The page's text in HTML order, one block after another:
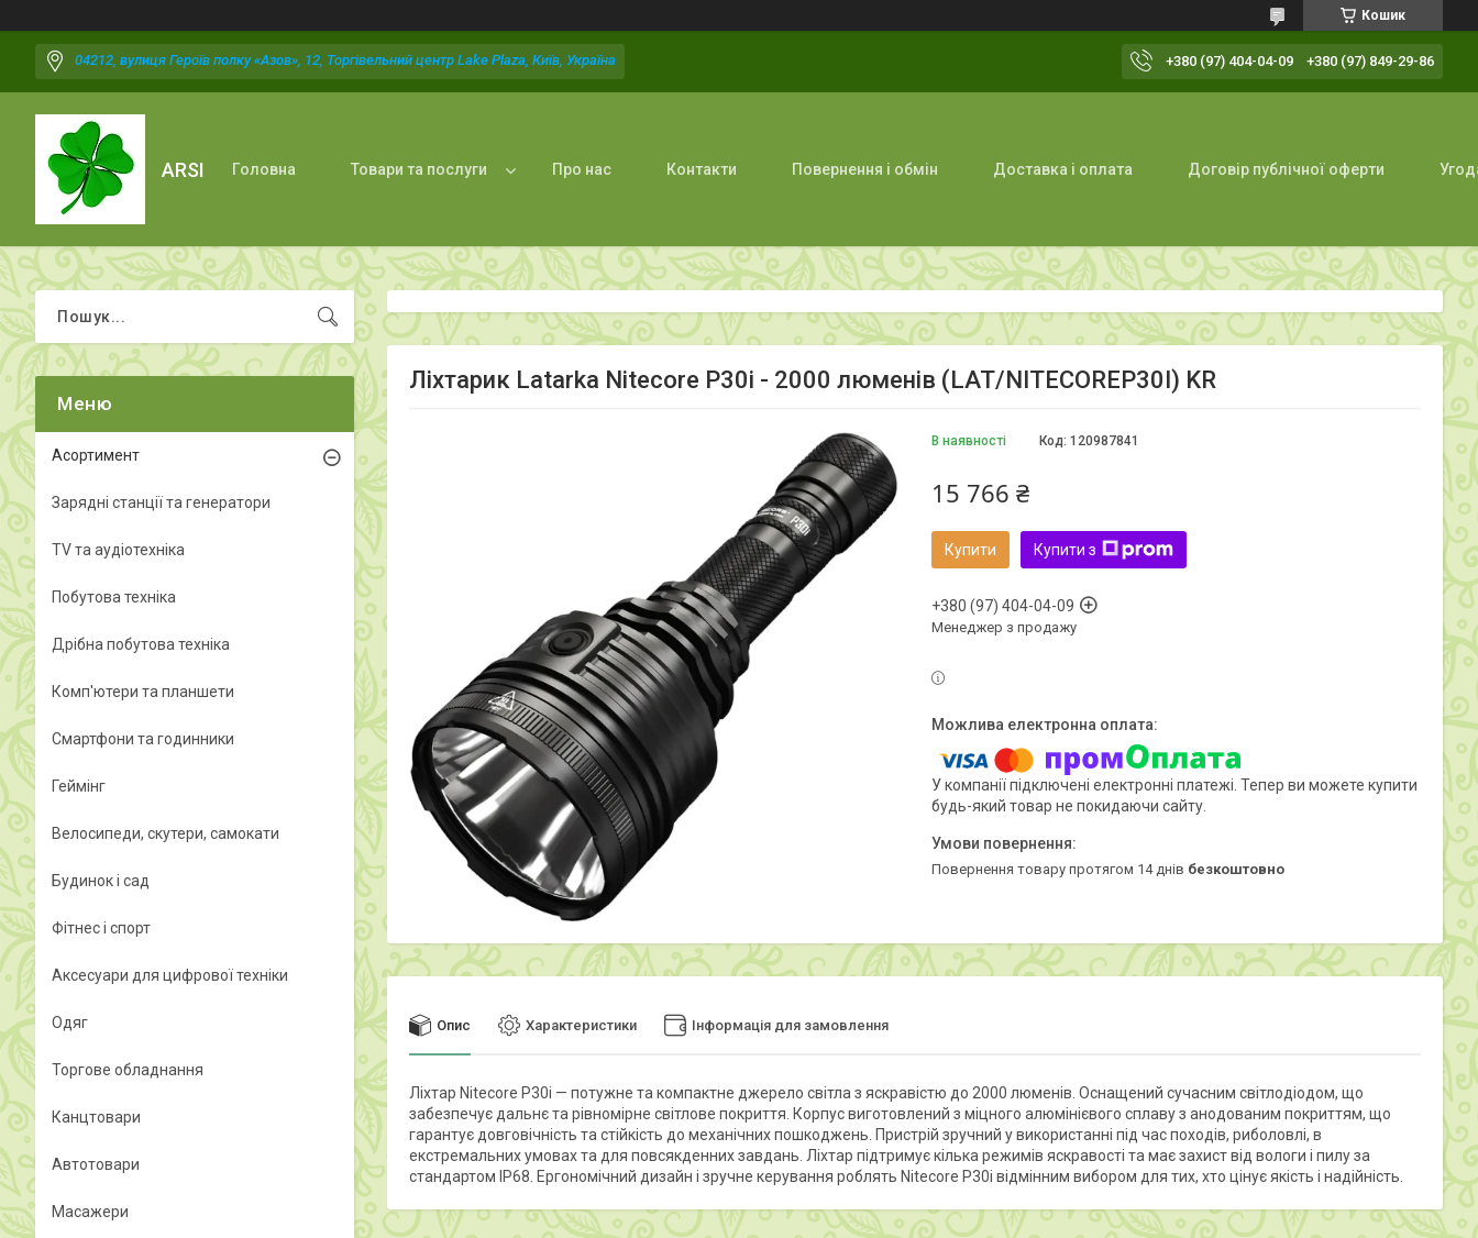
Кошик
04212, вулиця Героїв полку «Азов», 12, Торгівельний центр Lake Plaza, Київ, Україна +380 (97) 404-04-09 +380 (97) 849-29-86
ARSI Головна Товари та послуги Про нас Контакти Повернення і обмін Доставка і оплата Договір публічної оферти
Ліхтарик Latarka Nitecore P30i - 2000 люменів (LAT/NITECOREP30I) KR
В наявності Код: 120987841
15 766 ₴
Купити Купити з
+380 (97) 404-04-09
Менеджер з продажу
У компанії підключені електронні платежі. Тепер ви можете купити
будь-який товар не покидаючи сайту.
повернення товару протягом 14 днів безкоштовно
Опис Характеристики Інформація для замовлення
Ліхтар Nitecore P30i — потужне та компактне джерело світла з яскравістю до 2000 люменів. Оснащений сучасним світлодіодом, що
забезпечує дальнє та рівномірне світлове покриття. Корпус виготовлений з міцного алюмінієвого сплаву з анодованим покриттям, що
гарантує довговічність та стійкість до механічних пошкоджень. Пристрій зручний у використанні під час походів, риболовлі, в
екстремальних умовах та для повсякденних завдань. Ліхтар підтримує кілька режимів яскравості та має захист від вологи і пилу за
стандартом IP68. Ергономічний дизайн і зручне керування роблять Nitecore P30i відмінним вибором для тих, хто цінує якість і надійність.
Асортимент
Зарядні станції та генератори
TV та аудіотехніка
Побутова техніка
Дрібна побутова техніка
Комп'ютери та планшети
Смартфони та годинники
Геймінг
Велосипеди, скутери, самокати
Будинок і сад
Фітнес і спорт
Аксесуари для цифрової техніки
Одяг
Торгове обладнання
Канцтовари
Автотовари
Масажери